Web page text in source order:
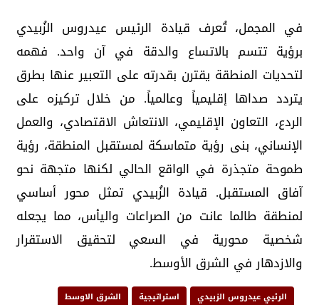
في المجمل، تُعرف قيادة الرئيس عيدروس الزُبيدي
برؤية تتسم بالاتساع والدقة في آن واحد. فهمه
لتحديات المنطقة يقترن بقدرته على التعبير عنها بطرق
يتردد صداها إقليمياً وعالمياً. من خلال تركيزه على
الردع، التعاون الإقليمي، الانتعاش الاقتصادي، والعمل
الإنساني، بنى رؤية متماسكة لمستقبل المنطقة، رؤية
طموحة متجذرة في الواقع الحالي لكنها متجهة نحو
آفاق المستقبل. قيادة الزُبيدي تمثل محور أساسي
لمنطقة طالما عانت من الصراعات واليأس، مما يجعله
شخصية محورية في السعي لتحقيق الاستقرار
والازدهار في الشرق الأوسط.
الرئيي عيدروس الزبيدي استراتيجية
الشرق الاوسط